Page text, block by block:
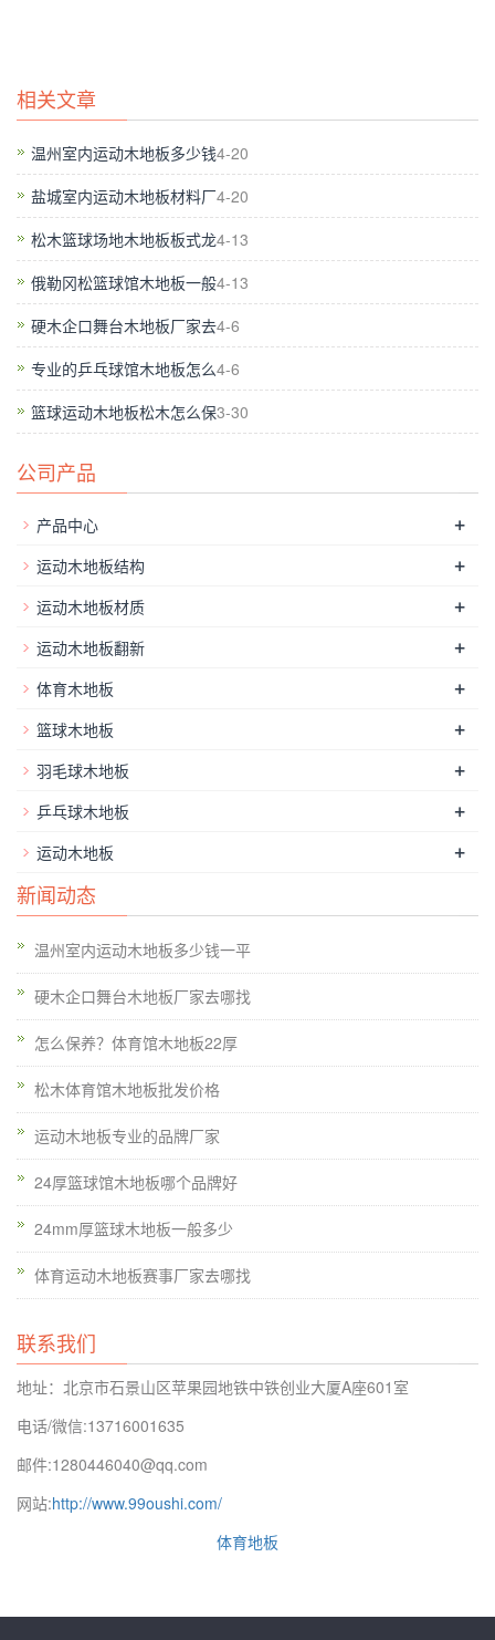
要注意的是运动木地板安装的时候需要预留伸缩缝，地板下面的
垫层应锯切成尺寸不大于60×60mm，每块垫层间要留不小于
5mm的缝隙。然后再在垫层上面铺防潮膜，在防潮膜上面安装
地板，并科学合理预留缝隙。就可以解决大部分的响声。保定羽
毛球地板,欧氏体育运动实木篮球地板，广泛运用于各类体育运
动场馆~欧氏运动地板具有维护，技能和运动的功用。咱们自主
厂家欧氏欧氏，常用环保型枫木、枫木咱们质量等级：优质一等
品面层咱们选用枫木、柞木~实木运动地板的特色：1：运动篮球
木地板的维护功用??这是一种不同于一般木地板的专业功用性木
地板。人在运动时构成的冲量作用到木地板平面会发作轰动，篮
一个人在木地板上运动时不能影响相邻人员。2：运动篮球木地
板的技能功用??体育专业木地板的承重负荷及结实化运用寿命有
地板上移动时，木地板的表层和结构不能因而遭到损坏。这便是
DIN规范所描绘的翻滚负荷规范的概念。综上所述，木地板的选
材和结构规划有必要满意以上要求，才是专业体育功用性木地
求，凭借地上进行体育竞赛或练习，如篮球等球类运动的起跳动
作和球体的弹，要求球体在木地板上的反弹与在混凝土地上上的
反弹，比较系数值应大于或等于90％。
场馆进出口处应铺垫吸尘地毯，防止砂砾进入场地，并保持其整
洁，经常清洗晒干和除尘。防腐。是确保木地板运用寿命的重要
一环，办法一般有二种，一是涂满绿色环保硅胶；二是涂满环保
型PVC防腐冷胶。这两种胶浮着力强，防腐功用好，无毒、无味
对人体无任何毒素影响，现在是我国用于木材防腐的*好资料；
古交篮球地板厂家，欧氏篮球场地木地板工程师，为咱们科普篮
球场地木地板依照用处怎样分，专业的篮球场地木地板依照用处
来区分首要可以分为以下两类：1、竞技类，用于专业的室内竞
赛场馆，尤其是高等级的竞技赛。由于竞赛的运动强度很大、对
运动员的心理素质、运动地板的参数目标等要求很高。如NBA、
CBA、排球等项目，剧烈性很强，所以要求篮球地板的冲力吸收
率及规范笔直变形别离到达≥53%个≥2.3mm。2、练习、教育
类，相对竞技类，它的功能目标要求相对偏低，其冲力吸收与规
钱而动身的。
相关文章
温州室内运动木地板多少钱4-20
盐城室内运动木地板材料厂4-20
松木篮球场地木地板板式龙4-13
俄勒冈松篮球馆木地板一般4-13
硬木企口舞台木地板厂家去4-6
专业的乒乓球馆木地板怎么4-6
篮球运动木地板松木怎么保3-30
公司产品
产品中心 +
运动木地板结构 +
运动木地板材质 +
运动木地板翻新 +
体育木地板 +
篮球木地板 +
羽毛球木地板 +
乒乓球木地板 +
运动木地板 +
新闻动态
温州室内运动木地板多少钱一平
硬木企口舞台木地板厂家去哪找
怎么保养？体育馆木地板22厚
松木体育馆木地板批发价格
运动木地板专业的品牌厂家
24厚篮球馆木地板哪个品牌好
24mm厚篮球木地板一般多少
体育运动木地板赛事厂家去哪找
联系我们
地址：北京市石景山区苹果园地铁中铁创业大厦A座601室
电话/微信:13716001635
邮件:1280446040@qq.com
网站:http://www.99oushi.com/
体育地板